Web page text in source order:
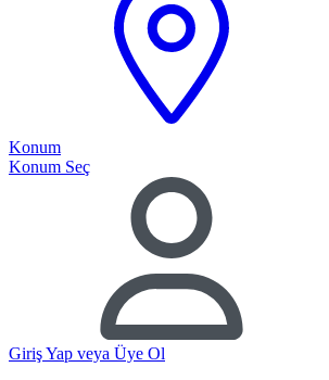
Konum
Konum Seç
Giriş Yap veya Üye Ol